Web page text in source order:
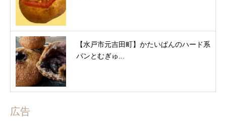
【水戸市元吉田町】かたいぱんのハード系
パンとむぎゅ...
広告